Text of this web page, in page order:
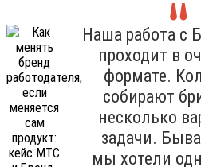
Наша работа с
проходит в
формате.
собирают
несколько
задачи.
мы хотели